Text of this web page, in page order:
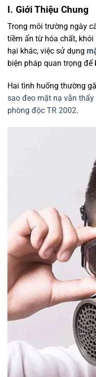
I. Giới Thiệu Chung
Trong môi trường ngày
tiềm ẩn từ hóa chất,
hại khác, việc sử dụng
biện pháp quan trọng để
Hai tình huống thường
sao đeo mặt nạ vẫn thấy
phòng độc TR 2002.